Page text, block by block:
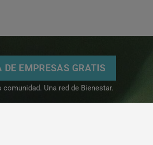
DE EMPRESAS GRATIS
comunidad. Una red de Bienestar.